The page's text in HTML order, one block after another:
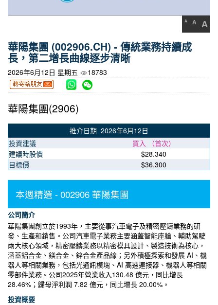
A A A
華陽集團 (002906.CH) - 傳統業務持續成
長，第二增長曲線逐步清晰
2026年6月12日 星期五 18783
華陽集團(2906)
推介日期 2026年6月12日
投資建議
買入 （首次）
建議時股價
$28.340
目標價
$36.300
本週精選 - 002906 華陽集團
公司簡介
華陽集團創立於1993年，主要從事汽車電子及精密壓鑄業務的研
發、生產和銷售。公司汽車電子業務主要涵蓋智能座艙、輔助駕駛
兩大核心領域，精密壓鑄業務以精密模具設計、製造技術為核心，
涵蓋鋁合金、鎂合金、鋅合金產品線；另外積極探索和發展 AI、機
器人等相關業務，包括光通訊模塊、AI 高速連接器、機器人等相關
零部件業務。公司2025年營業收入130.48 億元，同比增長
28.46%；歸母淨利潤 7.82 億元，同比增長 20.00%。
投資概要